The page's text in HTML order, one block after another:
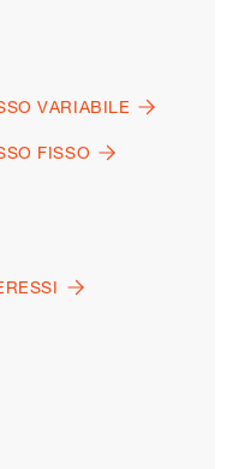
VARIABILE
FISSO